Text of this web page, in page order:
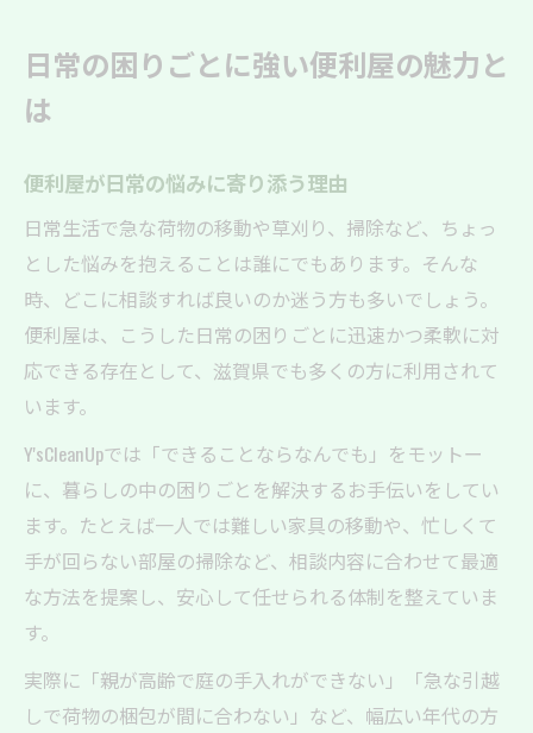
暮らしを支える滋賀県の便利屋業務内容
掃除や片付けなど便利屋の幅広いサービス
家具移動や日常作業にも便利屋が最適
便利屋ができる引越しや不用品処分の対応
力
高齢者支援にも便利屋業務内容が活躍
安心して相談できる便利屋のサービス案内
秘密厳守で安心できる便利屋の対応方法
女性スタッフ在籍の便利屋も選べる安心感
便利屋に依頼する際の流れと注意点
便利屋の柔軟なサービスで不安を解消
便利屋の多様なサポート内容を知ろう
便利屋なら難しい作業も手軽に依頼可能
日常の困りごとに強い便利屋の魅力と
は
便利屋が日常の悩みに寄り添う理由
日常生活で急な荷物の移動や草刈り、掃除など、ちょっ
とした悩みを抱えることは誰にでもあります。そんな
時、どこに相談すれば良いのか迷う方も多いでしょう。
便利屋は、こうした日常の困りごとに迅速かつ柔軟に対
応できる存在として、滋賀県でも多くの方に利用されて
います。
Y'sCleanUpでは「できることならなんでも」をモットー
に、暮らしの中の困りごとを解決するお手伝いをしてい
ます。たとえば一人では難しい家具の移動や、忙しくて
手が回らない部屋の掃除など、相談内容に合わせて最適
な方法を提案し、安心して任せられる体制を整えていま
す。
実際に「親が高齢で庭の手入れができない」「急な引越
しで荷物の梱包が間に合わない」など、幅広い年代の方